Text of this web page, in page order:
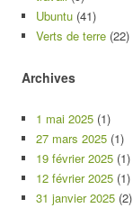
Ubuntu (41)
Verts de terre (22)
Archives
1 mai 2025 (1)
27 mars 2025 (1)
19 février 2025 (1)
12 février 2025 (1)
31 janvier 2025 (2)